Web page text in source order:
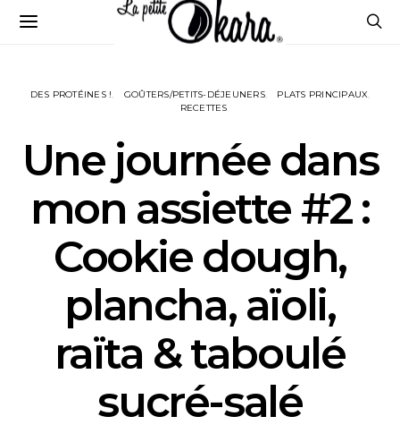
DES PROTÉINES ! GOÛTERS/PETITS-DÉJEUNERS
PLATS PRINCIPAUX
RECETTES
Une journée dans
mon assiette #2 :
Cookie dough,
plancha, aïoli,
raïta & taboulé
sucré-salé